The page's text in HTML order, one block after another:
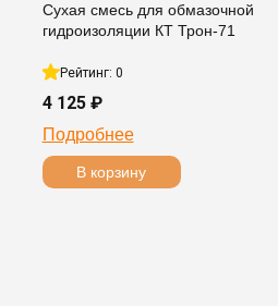
Сухая смесь для обмазочной
гидроизоляции КТ Трон-71
Рейтинг: 0
4 125 ₽
Подробнее
В корзину